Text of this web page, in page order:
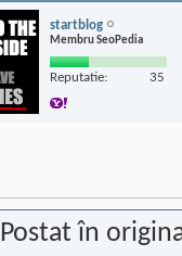
startblog
Membru SeoPedia
Reputatie: 35
Postat în